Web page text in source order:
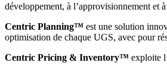
développement, à l’approvisionnement et
Centric Planning™ est une solution
optimisation de chaque UGS, avec pour
Centric Pricing & Inventory™ exploite